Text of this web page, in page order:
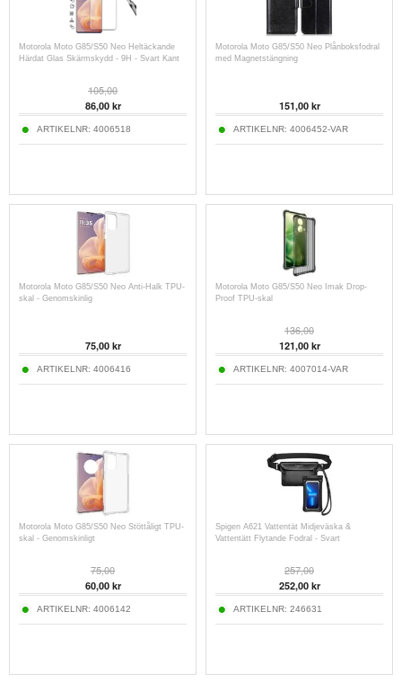
Motorola Moto G85/S50 Neo Heltäckande
Härdat Glas Skärmskydd - 9H - Svart Kant
105,00
86,00kr
ARTIKELNR: 4006518
Motorola Moto G85/S50 Neo Plånboksfodral
med Magnetstängning
151,00kr
ARTIKELNR: 4006452-VAR
Motorola Moto G85/S50 Neo Anti-Halk TPU-
skal - Genomskinlig
75,00kr
ARTIKELNR: 4006416
Motorola Moto G85/S50 Neo Imak Drop-
Proof TPU-skal
136,00
121,00kr
ARTIKELNR: 4007014-VAR
Motorola Moto G85/S50 Neo Stöttåligt TPU-
skal - Genomskinligt
75,00
60,00kr
ARTIKELNR: 4006142
Spigen A621 Vattentät Midjeväska &
Vattentätt Flytande Fodral - Svart
257,00
252,00kr
ARTIKELNR: 246631